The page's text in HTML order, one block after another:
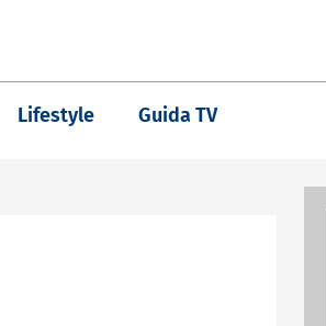
Lifestyle Guida TV